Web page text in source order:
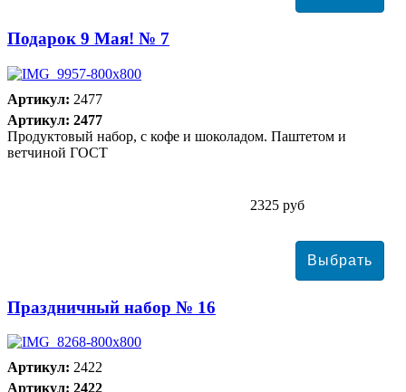
Подарок 9 Мая! № 7
Артикул: 2477
Артикул: 2477
Продуктовый набор, с кофе и шоколадом. Паштетом и
ветчиной ГОСТ
2325 руб
Праздничный набор № 16
Артикул: 2422
Артикул: 2422